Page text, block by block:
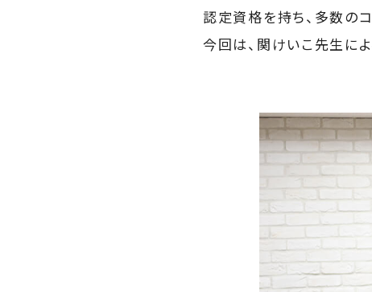
認定資格を持ち、多数の
今回は、関けいこ先生によ